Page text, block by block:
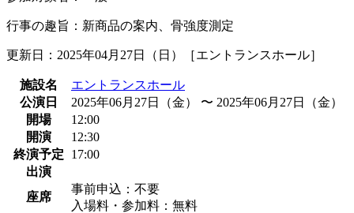
行事の趣旨：新商品の案内、骨強度測定
更新日：2025年04月27日（日）［エントランスホール］
施設名
エントランスホール
公演日
2025年06月27日（金） 〜 2025年06月27日（金）
開場
12:00
開演
12:30
終演予定
17:00
出演
座席
事前申込：不要
入場料・参加料：無料